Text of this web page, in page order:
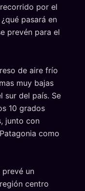
por el
pasará en
prevén para el
de aire frío
muy bajas
sur del país. Se
10 grados
junto con
como
prevé un
centro